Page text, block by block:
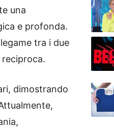
una
e profonda.
tra i due
dimostrando